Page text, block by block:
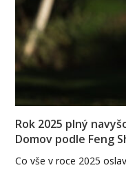
Rok 2025 plný
Domov podle Feng
Co vše v roce 2025